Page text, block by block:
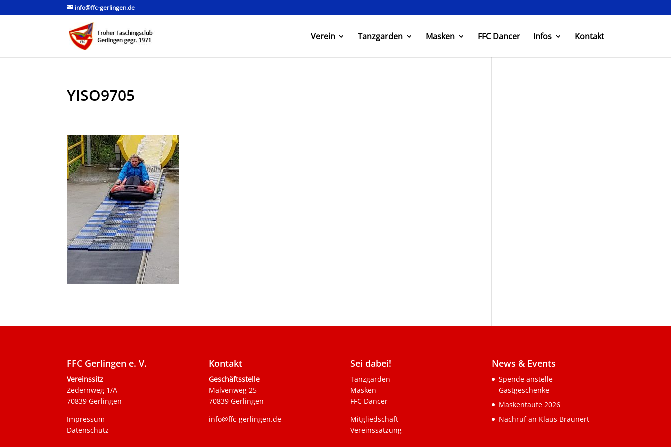
info@ffc-gerlingen.de
Verein Tanzgarden Masken FFC Dancer Infos Kontakt
YISO9705
FFC Gerlingen e. V.
Vereinssitz
Zedernweg 1/A
70839 Gerlingen
Impressum
Datenschutz
Kontakt
Geschäftsstelle
Malvenweg 25
70839 Gerlingen
info@ffc-gerlingen.de
Sei dabei!
Tanzgarden
Masken
FFC Dancer
Mitgliedschaft
Vereinssatzung
News & Events
Spende anstelle
Gastgeschenke
Maskentaufe 2026
Nachruf an Klaus Braunert